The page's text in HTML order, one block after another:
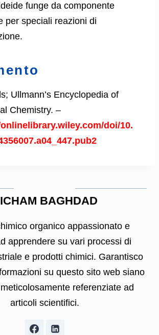
funge da componente
per speciali reazioni di
Ullmann’s Encyclopedia of
Chemistry. –
doi/10.
BAGHDAD
organico appassionato e
apprendere su vari processi di
e prodotti chimici. Garantisco
su questo sito web siano
referenziate ad
articoli scientifici.